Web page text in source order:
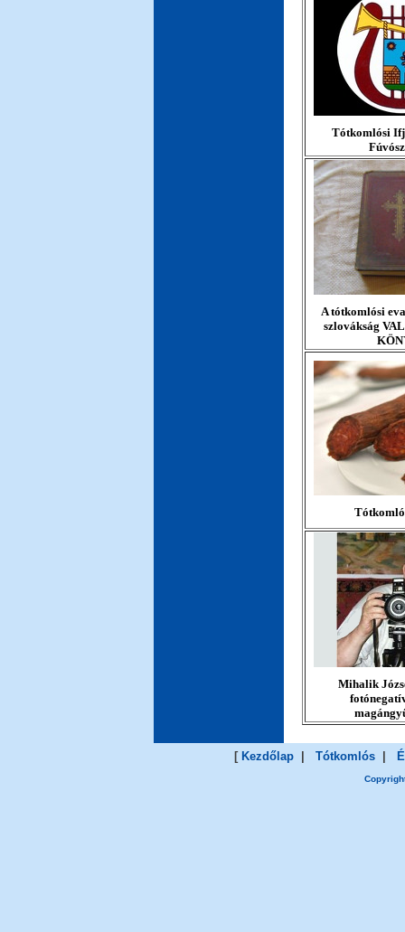
Tótkomlósi
A tótkomlósi
szlovákság
Mihalik
[ Kezdőlap Tótkomlós